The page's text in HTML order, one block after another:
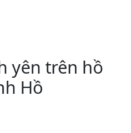
yên trên hồ
Hồ